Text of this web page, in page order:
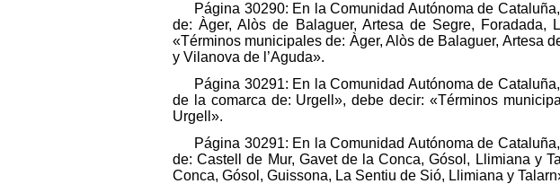
Página 30290: En la Comunidad Autónoma de
de: Àger, Alòs de Balaguer, Artesa de Segre,
«Términos municipales de: Àger, Alòs de Balaguer, Artesa
y Vilanova de l’Aguda».
Página 30291: En la Comunidad Autónoma de
de la comarca de: Urgell», debe decir: «Términos
Urgell».
Página 30291: En la Comunidad Autónoma de
de: Castell de Mur, Gavet de la Conca, Gósol, Llimiana y
Conca, Gósol, Guissona, La Sentiu de Sió, Llimiana y